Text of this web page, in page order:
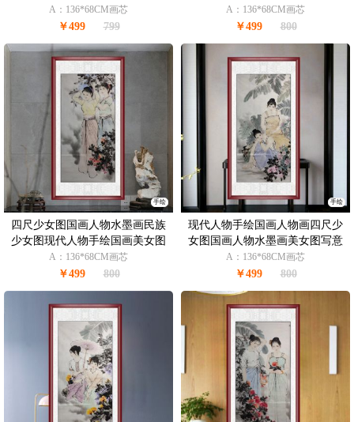
A：136*68CM画芯
￥499 799
绘国画美女图
A：136*68CM画芯
￥499 800
手绘
四尺少女图国画人物水墨画民族
少女图现代人物手绘国画美女图
酒店挂画
A：136*68CM画芯
￥499 800
手绘
现代人物手绘国画人物画四尺少
女图国画人物水墨画美女图写意
国画
A：136*68CM画芯
￥499 800